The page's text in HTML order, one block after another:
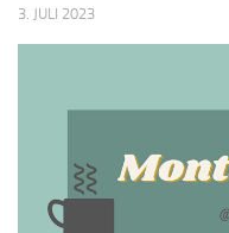
3. JULI 2023